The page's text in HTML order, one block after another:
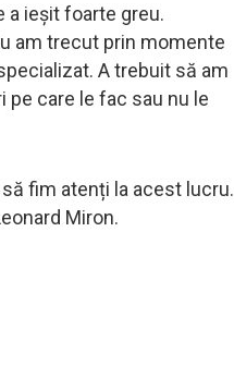
a ieșit foarte greu.
am trecut prin momente
A trebuit să am
pe care le fac sau nu le
fim atenți la acest lucru.
Miron.